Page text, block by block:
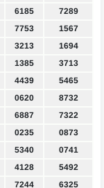
6185
7289
7753
1567
3213
1694
1385
3713
4439
5465
0620
8732
6887
7322
0235
0873
5340
0741
4128
5492
7244 6325